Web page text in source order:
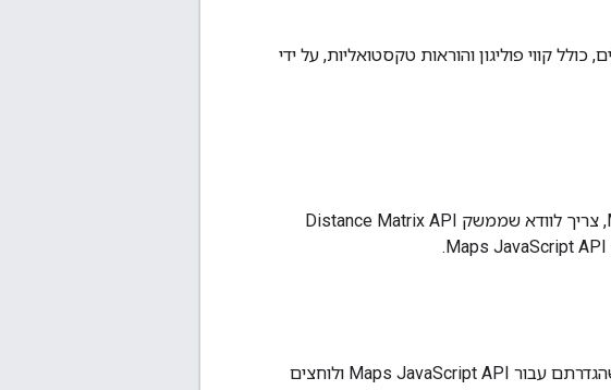
קווי פוליגון והוראות טקסטואליות, על ידי
לפני שמשתמשים בשירות מטריצת המרחקים ב-Maps JavaScript API, צריך לוודא שממשק Distance Matrix API
, בוחרים את אותו פרויקט שהגדרתם עבור Maps JavaScript API ולוחצים